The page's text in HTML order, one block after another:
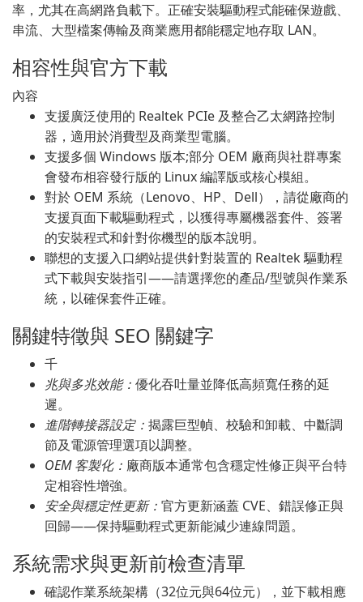
率，尤其在高網路負載下。正確安裝驅動程式能確保遊戲、
串流、大型檔案傳輸及商業應用都能穩定地存取 LAN。
相容性與官方下載
內容
支援廣泛使用的 Realtek PCIe 及整合乙太網路控制
器，適用於消費型及商業型電腦。
支援多個 Windows 版本;部分 OEM 廠商與社群專案
會發布相容發行版的 Linux 編譯版或核心模組。
對於 OEM 系統（Lenovo、HP、Dell），請從廠商的
支援頁面下載驅動程式，以獲得專屬機器套件、簽署
的安裝程式和針對你機型的版本說明。
聯想的支援入口網站提供針對裝置的 Realtek 驅動程
式下載與安裝指引——請選擇您的產品/型號與作業系
統，以確保套件正確。
關鍵特徵與 SEO 關鍵字
千
兆與多兆效能： 優化吞吐量並降低高頻寬任務的延
遲。
進階轉接器設定： 揭露巨型幀、校驗和卸載、中斷調
節及電源管理選項以調整。
OEM 客製化： 廠商版本通常包含穩定性修正與平台特
定相容性增強。
安全與穩定性更新： 官方更新涵蓋 CVE、錯誤修正與
回歸——保持驅動程式更新能減少連線問題。
系統需求與更新前檢查清單
確認作業系統架構（32位元與64位元），並下載相應